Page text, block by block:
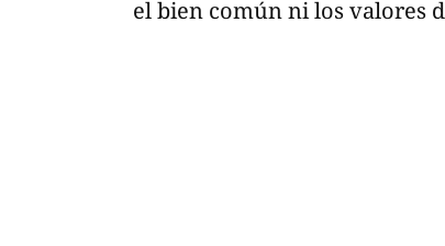
el bien común ni los valores